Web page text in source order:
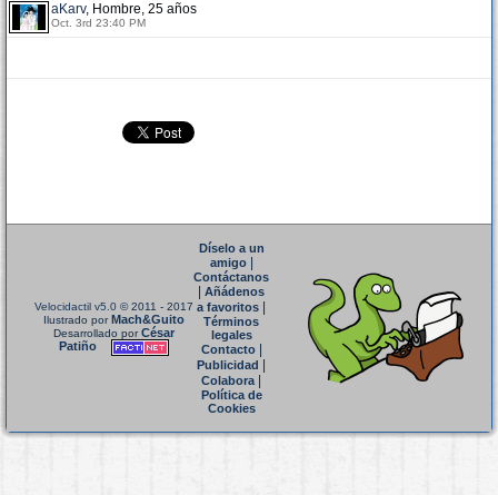
aKarv, Hombre, 25 años
Oct. 3rd 23:40 PM
Velocidactil v5.0 © 2011 - 2017
Ilustrado porMach&Guito
Desarrollado porCésar
Patiño
Díselo a un
amigo|
Contáctanos
Añádenos
a favoritos
Términos
legales
Contacto|
Publicidad
Colabora|
Política de
Cookies